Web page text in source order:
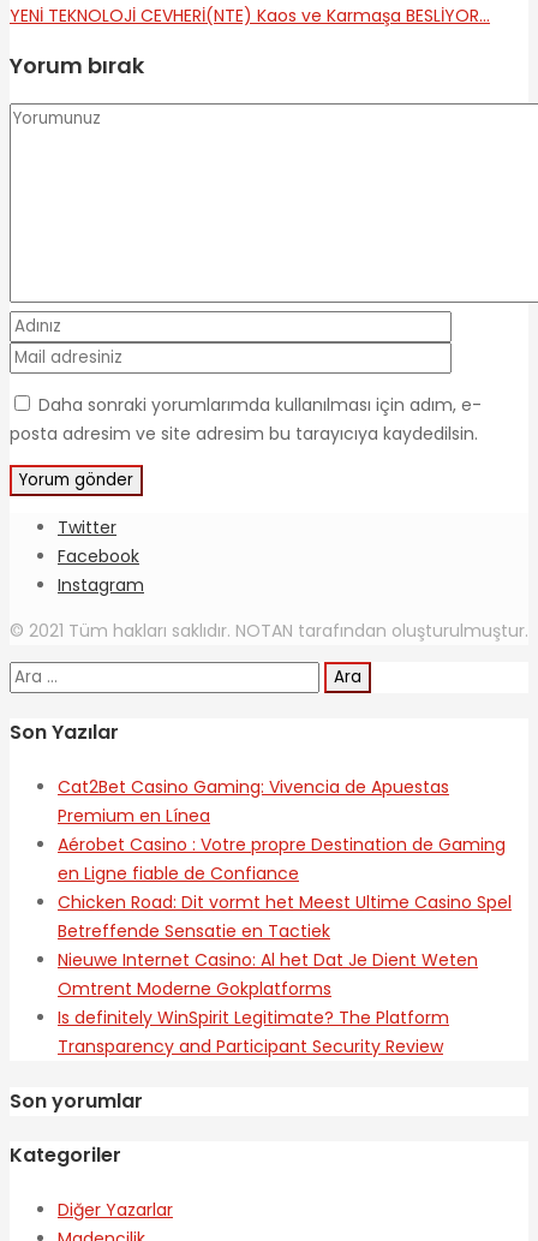
YENİ TEKNOLOJİ CEVHERİ(NTE) Kaos ve Karmaşa BESLİYOR…
Yorum bırak
Daha sonraki yorumlarımda kullanılması için adım, e-
posta adresim ve site adresim bu tarayıcıya kaydedilsin.
Twitter
Facebook
Instagram
© 2021 Tüm hakları saklıdır. NOTAN tarafından oluşturulmuştur.
Arama:
Son Yazılar
Cat2Bet Casino Gaming: Vivencia de Apuestas
Premium en Línea
Aérobet Casino : Votre propre Destination de Gaming
en Ligne fiable de Confiance
Chicken Road: Dit vormt het Meest Ultime Casino Spel
Betreffende Sensatie en Tactiek
Nieuwe Internet Casino: Al het Dat Je Dient Weten
Omtrent Moderne Gokplatforms
Is definitely WinSpirit Legitimate? The Platform
Transparency and Participant Security Review
Son yorumlar
Kategoriler
Diğer Yazarlar